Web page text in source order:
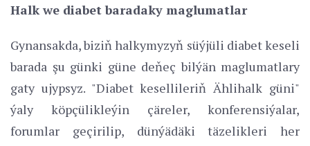
Halk we diabet baradaky maglumatlar
Gynansakda, biziň halkymyzyň süýjüli diabet keseli
barada şu günki güne deňeç bilýän maglumatlary
gaty ujypsyz. "Diabet kesellileriň Ählihalk güni"
ýaly köpçülikleýin çäreler, konferensiýalar,
forumlar geçirilip, dünýädäki täzelikleri her